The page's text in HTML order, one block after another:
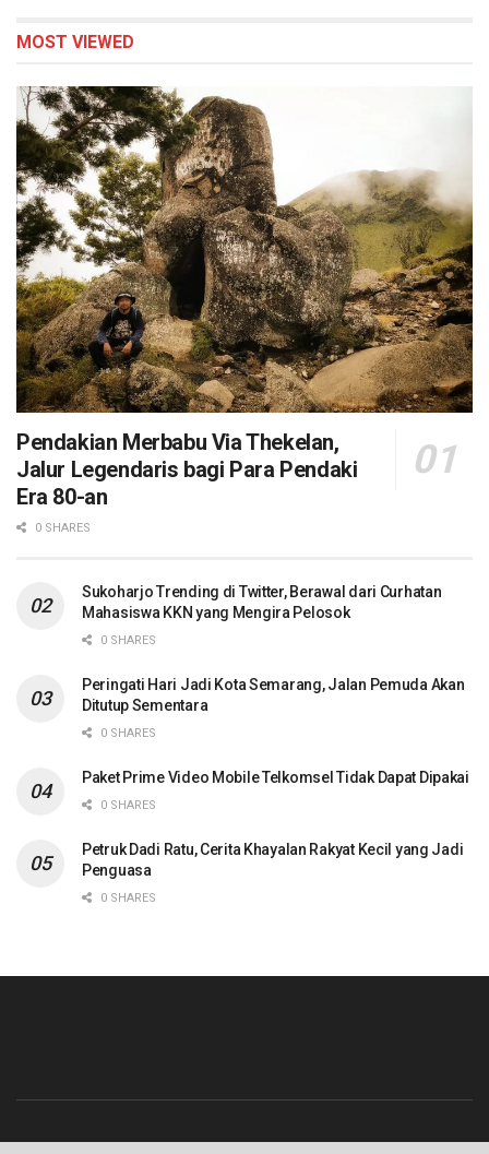
MOST VIEWED
Pendakian Merbabu Via Thekelan,
Jalur Legendaris bagi Para Pendaki
Era 80-an
0 SHARES
Sukoharjo Trending di Twitter, Berawal dari Curhatan
Mahasiswa KKN yang Mengira Pelosok
0 SHARES
Peringati Hari Jadi Kota Semarang, Jalan Pemuda Akan
Ditutup Sementara
0 SHARES
Paket Prime Video Mobile Telkomsel Tidak Dapat Dipakai
0 SHARES
Petruk Dadi Ratu, Cerita Khayalan Rakyat Kecil yang Jadi
Penguasa
0 SHARES